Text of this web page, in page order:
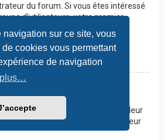
navigation sur ce site, vous
cookies vous permettant
de navigation
plus…
du forum. Si vous êtes intéressé
d’utilisateurs, votre premier
administrateur. Essayez de le
un message privé.
une couleur différente ?
forum peuvent assigner une couleur
d’utilisateurs afin de faciliter leur